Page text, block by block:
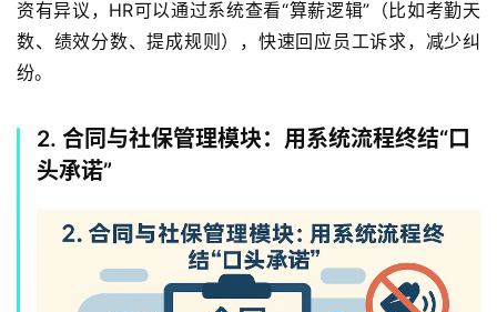
资有异议，HR可以通过系统查看“算薪逻辑”（比如考勤天
数、绩效分数、提成规则），快速回应员工诉求，减少纠
纷。
2. 合同与社保管理模块：用系统流程终结“口
头承诺”